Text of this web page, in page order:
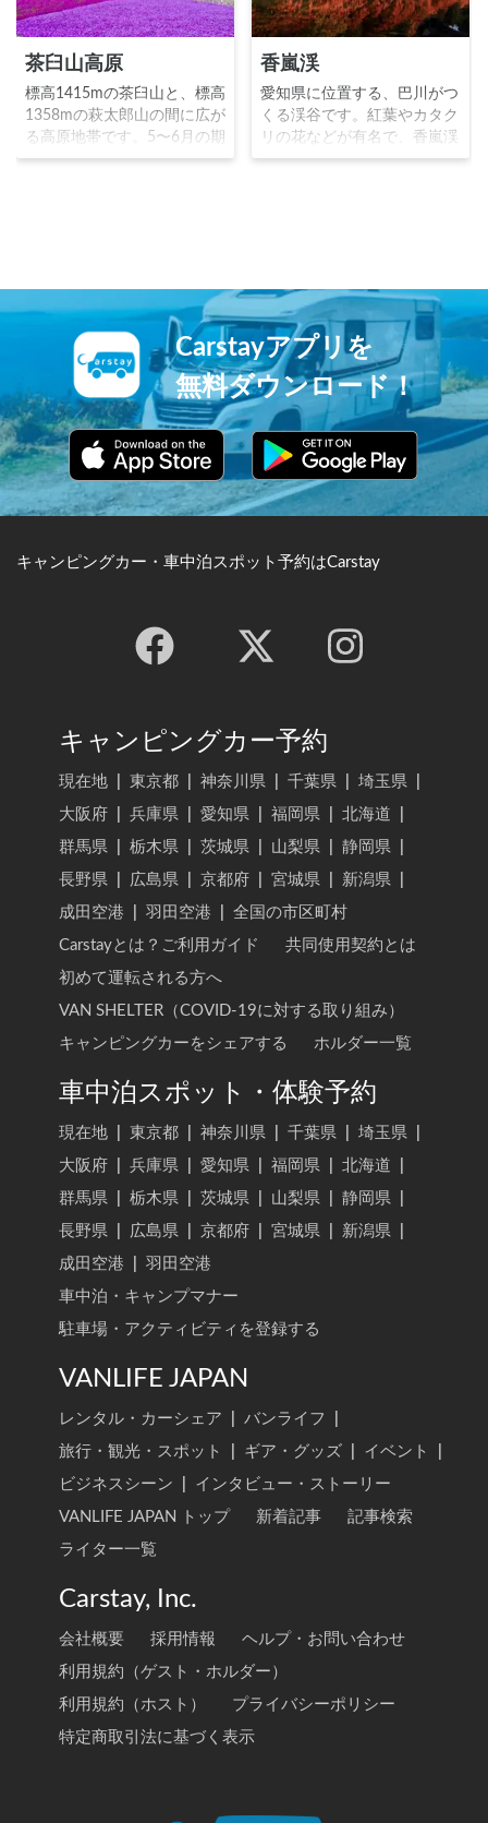
茶臼山高原
標高1415mの茶臼山と、標高
1358mの萩太郎山の間に広が
る高原地帯です。5〜6月の期
間で、ピンク薄紫白など約40
す。
香嵐渓
愛知県に位置する、巴川がつ
くる渓谷です。紅葉やカタク
リの花などが有名で、香嵐渓
の美しい景観を一望できる待
Carstayアプリを
無料ダウンロード！
キャンピングカー・車中泊スポット予約はCarstay
キャンピングカー予約
現在地 東京都 神奈川県 千葉県 埼玉県
大阪府
兵庫県 愛知県 福岡県 北海道
群馬県
栃木県 茨城県 山梨県 静岡県
長野県
広島県 京都府 宮城県 新潟県
成田空港
羽田空港
全国の市区町村
Carstayとは？ご利用ガイド
共同使用契約とは
初めて運転される方へ
VAN SHELTER（COVID-19に対する取り組み）
キャンピングカーをシェアする
ホルダー一覧
車中泊スポット・体験予約
現在地 東京都 神奈川県 千葉県 埼玉県
大阪府
兵庫県 愛知県 福岡県 北海道
群馬県
栃木県 茨城県 山梨県 静岡県
長野県
広島県 京都府 宮城県 新潟県
成田空港
羽田空港
車中泊・キャンプマナー
駐車場・アクティビティを登録する
VANLIFE JAPAN
レンタル・カーシェア バンライフ
旅行・観光・スポット
ギア・グッズ イベント
ビジネスシーン
インタビュー・ストーリー
VANLIFE JAPAN トップ
新着記事
記事検索
ライター一覧
Carstay, Inc.
会社概要 採用情報
ヘルプ・お問い合わせ
利用規約（ゲスト・ホルダー）
利用規約（ホスト）
プライバシーポリシー
特定商取引法に基づく表示